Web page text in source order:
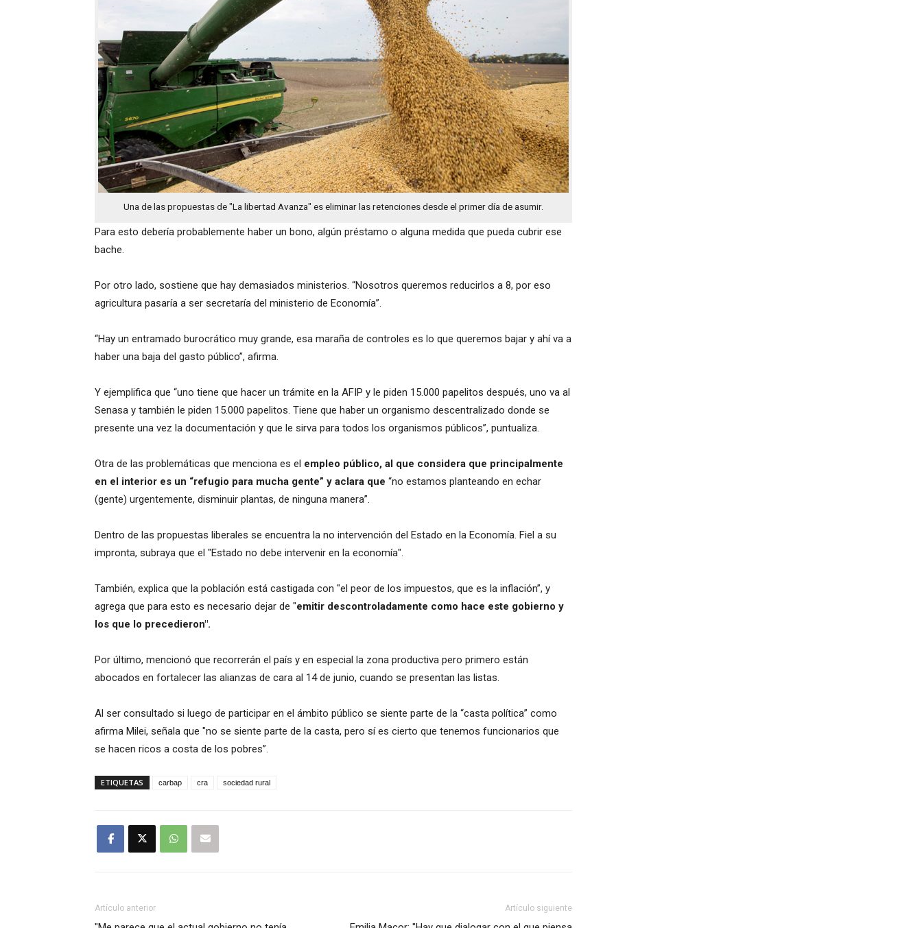
Una de las propuestas de "La libertad Avanza" es eliminar las retenciones desde el primer día de asumir.
Para esto debería probablemente haber un bono, algún préstamo o alguna medida que pueda cubrir ese
bache.
Por otro lado, sostiene que hay demasiados ministerios. “Nosotros queremos reducirlos a 8, por eso
agricultura pasaría a ser secretaría del ministerio de Economía”.
“Hay un entramado burocrático muy grande, esa maraña de controles es lo que queremos bajar y ahí va a
haber una baja del gasto público”, afirma.
Y ejemplifica que “uno tiene que hacer un trámite en la AFIP y le piden 15.000 papelitos después, uno va al
Senasa y también le piden 15.000 papelitos. Tiene que haber un organismo descentralizado donde se
presente una vez la documentación y que le sirva para todos los organismos públicos”, puntualiza.
Otra de las problemáticas que menciona es el empleo público, al que considera que principalmente
en el interior es un “refugio para mucha gente” y aclara que “no estamos planteando en echar
(gente) urgentemente, disminuir plantas, de ninguna manera”.
Dentro de las propuestas liberales se encuentra la no intervención del Estado en la Economía. Fiel a su
impronta, subraya que el "Estado no debe intervenir en la economía".
También, explica que la población está castigada con "el peor de los impuestos, que es la inflación”, y
agrega que para esto es necesario dejar de "emitir descontroladamente como hace este gobierno y
los que lo precedieron".
Por último, mencionó que recorrerán el país y en especial la zona productiva pero primero están
abocados en fortalecer las alianzas de cara al 14 de junio, cuando se presentan las listas.
Al ser consultado si luego de participar en el ámbito público se siente parte de la “casta política” como
afirma Milei, señala que "no se siente parte de la casta, pero sí es cierto que tenemos funcionarios que
se hacen ricos a costa de los pobres”.
ETIQUETAS carbap cra sociedad rural
Artículo anterior Artículo siguiente